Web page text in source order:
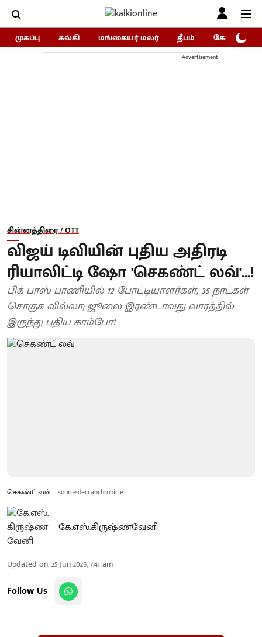
முகப்பு கல்கி மங்கையர் மலர் தீபம் கோகுலம்/
Advertisement
சின்னத்திரை / OTT
விஜய் டிவியின் புதிய அதிரடி
ரியாலிட்டி ஷோ 'செகண்ட் லவ்'...!
பிக் பாஸ் பாணியில் 12 போட்டியாளர்கள், 35 நாட்கள்
சொகுசு வில்லா; ஜூலை இரண்டாவது வாரத்தில்
இருந்து புதிய காம்போ!
செகண்ட் லவ் source:deccanchronicle
கே.எஸ்.கிருஷ்ணவேனி
Updated on:25 Jun 2026, 7:41 am
Follow Us